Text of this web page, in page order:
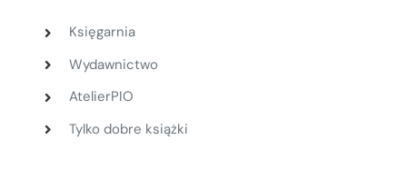
Księgarnia
Wydawnictwo
AtelierPIO
Tylko dobre książki